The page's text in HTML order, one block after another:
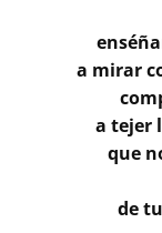
a mirar
a tejer
que
de